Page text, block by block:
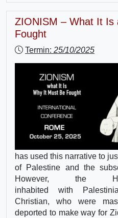
ZIONISM – What It Is
Fought
Termin: 25/10/2025
has used this narrative to
of Palestine and the
However, the
inhabited with
Christian, who were
deported to make way for